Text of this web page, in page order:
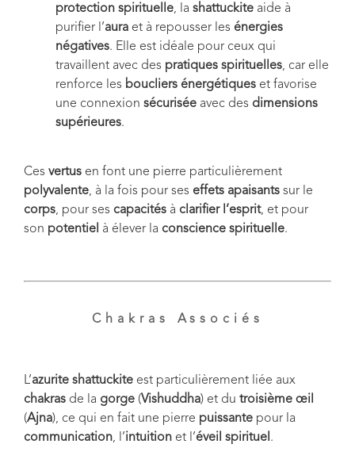
protection spirituelle, la shattuckite aide à
purifier l’aura et à repousser les énergies
négatives. Elle est idéale pour ceux qui
travaillent avec des pratiques spirituelles, car elle
renforce les boucliers énergétiques et favorise
une connexion sécurisée avec des dimensions
supérieures.
Ces vertus en font une pierre particulièrement
polyvalente, à la fois pour ses effets apaisants sur le
corps, pour ses capacités à clarifier l’esprit, et pour
son potentiel à élever la conscience spirituelle.
Chakras Associés
L’azurite shattuckite est particulièrement liée aux
chakras de la gorge (Vishuddha) et du troisième œil
(Ajna), ce qui en fait une pierre puissante pour la
communication, l’intuition et l’éveil spirituel .